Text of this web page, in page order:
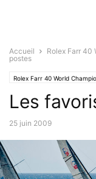
Accueil Rolex Farr 40
postes
Rolex Farr 40 World
Les
25 juin 2009